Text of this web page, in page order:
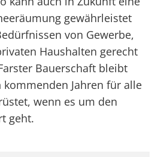
gewährleistet
von Gewerbe,
Haushalten gerecht
Bauerschaft bleibt
Jahren für alle
wenn es um den
geht.